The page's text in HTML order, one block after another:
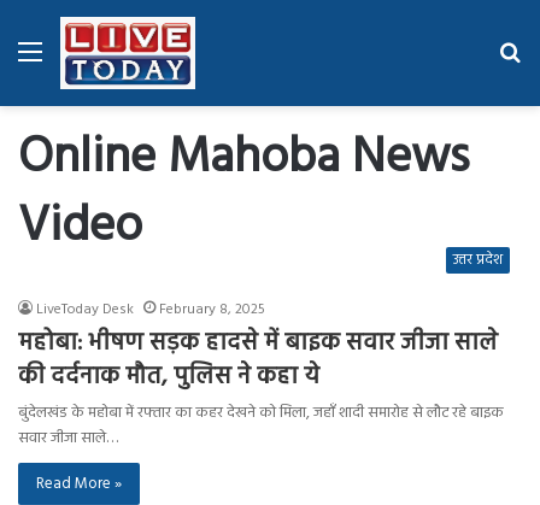
Menu
Online Mahoba News
Video
उत्तर प्रदेश
LiveToday Desk February 8, 2025
महोबा: भीषण सड़क हादसे में बाइक सवार जीजा साले
की दर्दनाक मौत, पुलिस ने कहा ये
बुंदेलखंड के महोबा में रफ्तार का कहर देखने को मिला, जहाँ शादी समारोह से लौट रहे बाइक
सवार जीजा साले…
Read More »